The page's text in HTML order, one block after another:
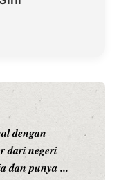
besar di dunia
Prasetyo, kini